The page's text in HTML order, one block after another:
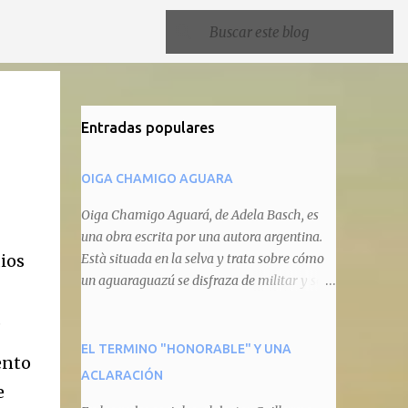
Entradas populares
OIGA CHAMIGO AGUARA
Oiga Chamigo Aguará, de Adela Basch, es
una obra escrita por una autora argentina.
Està situada en la selva y trata sobre cómo
un aguaraguazú se disfraza de militar y se
animal que pretenda circular por ahí. En
primera instancia aparece Teteu, el tero,
EL TERMINO "HONORABLE" Y UNA
ACLARACIÓN